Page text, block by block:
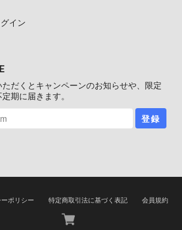
イン
だくとキャンペーンのお知らせや、限定
期に届きます。
登録
ポリシー 特定商取引法に基づく表記 会員規約